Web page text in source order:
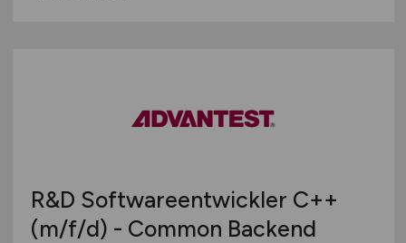
R&D Softwareentwickler C++
(m/f/d) - Common Backend